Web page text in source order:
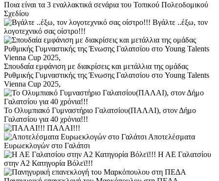
Ποια είναι τα 3 εναλλακτικά σενάρια του Τοπικού Πολεοδομικού
Σχεδίου
Βγάλτε ..έξω, τον
λογοτεχνικό σας οίστρο!!!
Σπουδαία εμφάνιση με διακρίσεις και μετάλλια της ομάδας
Ρυθμικής Γυμναστικής της Ένωσης Γαλατσίου στο Young Talents
Vienna Cup 2025,
Το Ολυμπιακό Γυμναστήριο Γαλατσίου(ΠΑΛΑΙ), στον Δήμο
Γαλατσίου για 40 χρόνια!!!
ΠΑΛΑΙ!!!
Αποτελέσματα
Ευρωεκλογών στο Γαλάτσι
Η ΑΕ Γαλατσίου
στην Α2 Κατηγορία Βόλεϊ!!!